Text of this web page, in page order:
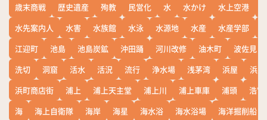
歳末商戦
歴史遺産 殉教 民営化 水 水かけ 水上空港
水先案内人
水害 水族館 水泳 水源地 水産 水産学部
江迎町
池島 池島炭鉱 沖田踊 河川改修 油木町
波佐見
洗切
洞窟 活水 活況 流行 浄水場 浅茅湾 浜屋
浜
浜町商店街
浦上 浦上天主堂 浦上川 浦上車庫 浦頭
浩宮
海
海上自衛隊 海岸 海星 海水浴 海水浴場
海洋掘削船